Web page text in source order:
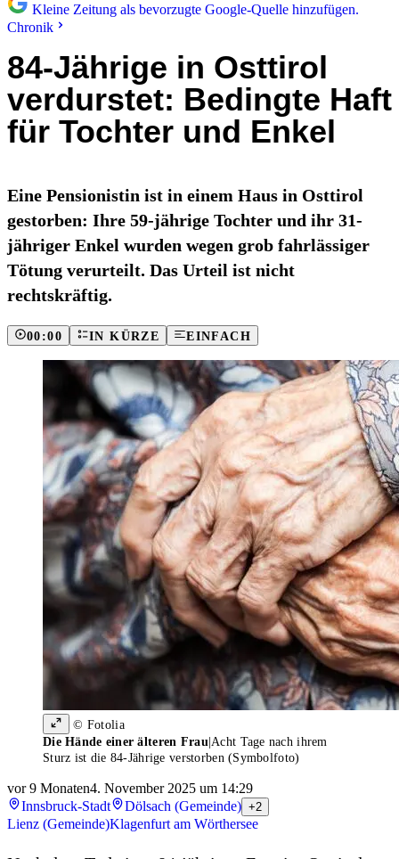
Kleine Zeitung als bevorzugte Google-Quelle hinzufügen.
Chronik
84-Jährige in Osttirol
verdurstet: Bedingte Haft
für Tochter und Enkel
Eine Pensionistin ist in einem Haus in Osttirol
gestorben: Ihre 59-jährige Tochter und ihr 31-
jähriger Enkel wurden wegen grob fahrlässiger
Tötung verurteilt. Das Urteil ist nicht
rechtskräftig.
00:00 IN KÜRZE EINFACH
© Fotolia
Die Hände einer älteren Frau|Acht Tage nach ihrem
Sturz ist die 84-Jährige verstorben (Symbolfoto)
vor 9 Monaten4. November 2025 um 14:29
Innsbruck-Stadt
Dölsach (Gemeinde) +2
Lienz (Gemeinde)Klagenfurt am Wörthersee